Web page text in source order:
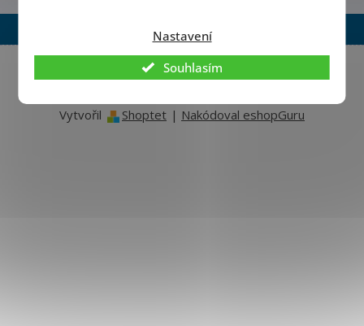
Nastavení
Souhlasím
Vytvořil Shoptet | Nakódoval eshopGuru
Eshopmania.cz. Všechna práva vyhrazena.
Upravit nastavení cookies